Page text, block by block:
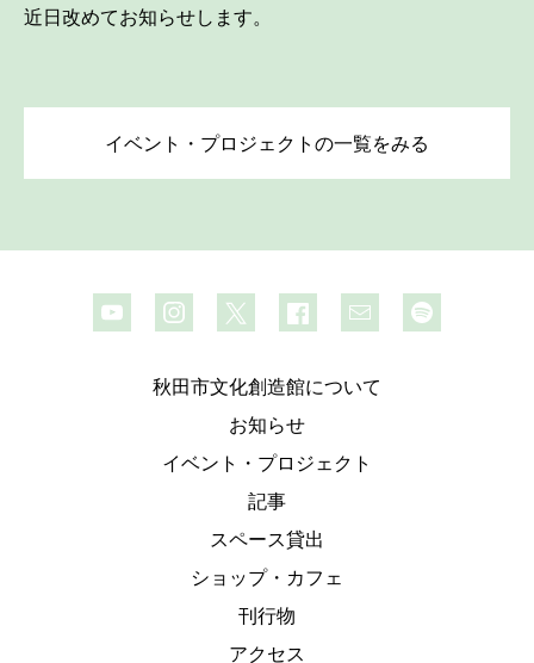
近日改めてお知らせします。
イベント・プロジェクトの一覧をみる
秋田市文化創造館について
お知らせ
イベント・プロジェクト
記事
スペース貸出
ショップ・カフェ
刊行物
アクセス